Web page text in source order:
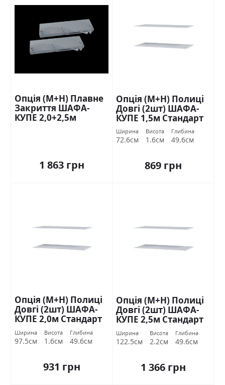
Опція (М+Н) Плавне
Закриття ШАФА-
КУПЕ 2,0+2,5м
1 863 грн
Опція (М+Н) Полиці
Довгі (2шт) ШАФА-
КУПЕ 1,5м Стандарт
Ширина
72.6см
Висота
1.6см
Глибина
49.6см
869 грн
Опція (М+Н) Полиці
Довгі (2шт) ШАФА-
КУПЕ 2,0м Стандарт
Ширина
97.5см
Висота
1.6см
Глибина
49.6см
931 грн
Опція (М+Н) Полиці
Довгі (2шт) ШАФА-
КУПЕ 2,5м Стандарт
Ширина
122.5см
Висота
2.2см
Глибина
49.6см
1 366 грн